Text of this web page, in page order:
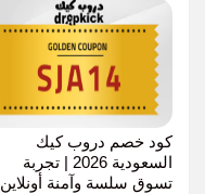
كود خصم دروب كيك
السعودية 2026 | تجربة
تسوق سلسة وآمنة أونلاين